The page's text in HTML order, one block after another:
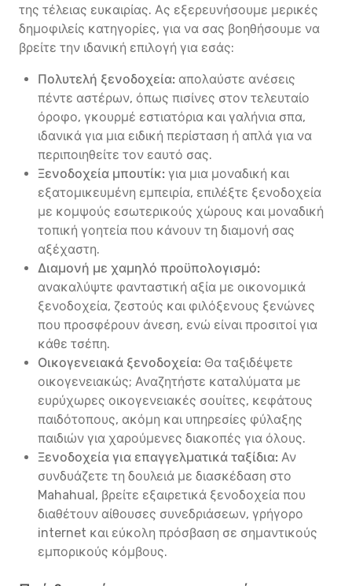
της τέλειας ευκαιρίας. Ας εξερευνήσουμε μερικές
δημοφιλείς κατηγορίες, για να σας βοηθήσουμε να
βρείτε την ιδανική επιλογή για εσάς:
Πολυτελή ξενοδοχεία: απολαύστε ανέσεις
πέντε αστέρων, όπως πισίνες στον τελευταίο
όροφο, γκουρμέ εστιατόρια και γαλήνια σπα,
ιδανικά για μια ειδική περίσταση ή απλά για να
περιποιηθείτε τον εαυτό σας.
Ξενοδοχεία μπουτίκ: για μια μοναδική και
εξατομικευμένη εμπειρία, επιλέξτε ξενοδοχεία
με κομψούς εσωτερικούς χώρους και μοναδική
τοπική γοητεία που κάνουν τη διαμονή σας
αξέχαστη.
Διαμονή με χαμηλό προϋπολογισμό:
ανακαλύψτε φανταστική αξία με οικονομικά
ξενοδοχεία, ζεστούς και φιλόξενους ξενώνες
που προσφέρουν άνεση, ενώ είναι προσιτοί για
κάθε τσέπη.
Οικογενειακά ξενοδοχεία: Θα ταξιδέψετε
οικογενειακώς; Αναζητήστε καταλύματα με
ευρύχωρες οικογενειακές σουίτες, κεφάτους
παιδότοπους, ακόμη και υπηρεσίες φύλαξης
παιδιών για χαρούμενες διακοπές για όλους.
Ξενοδοχεία για επαγγελματικά ταξίδια: Αν
συνδυάζετε τη δουλειά με διασκέδαση στο
Mahahual, βρείτε εξαιρετικά ξενοδοχεία που
διαθέτουν αίθουσες συνεδριάσεων, γρήγορο
internet και εύκολη πρόσβαση σε σημαντικούς
εμπορικούς κόμβους.